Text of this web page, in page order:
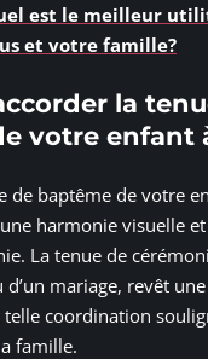
est le meilleur
et votre famille?
la
votre enfant
de baptême de votre
harmonie visuelle
La tenue de
d’un mariage, revêt
coordination
famille.